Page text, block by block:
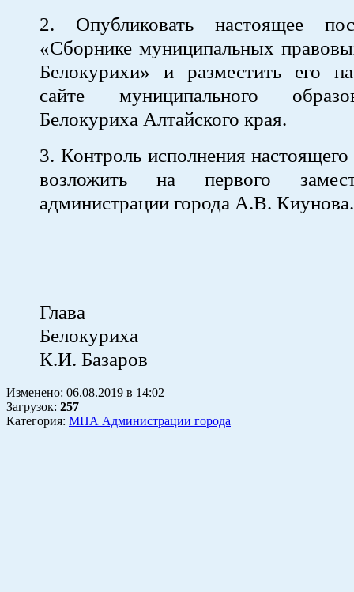
2. Опубликовать настоящее
«Сборнике муниципальных
Белокурихи» и разместить его
сайте муниципального
Белокуриха Алтайского края.
3. Контроль исполнения
возложить на первого
администрации города А.В. Киунова.
Глава
К.И. Базаров
Изменено: 06.08.2019 в 14:02
Загрузок: 257
Категория: МПА Администрации города